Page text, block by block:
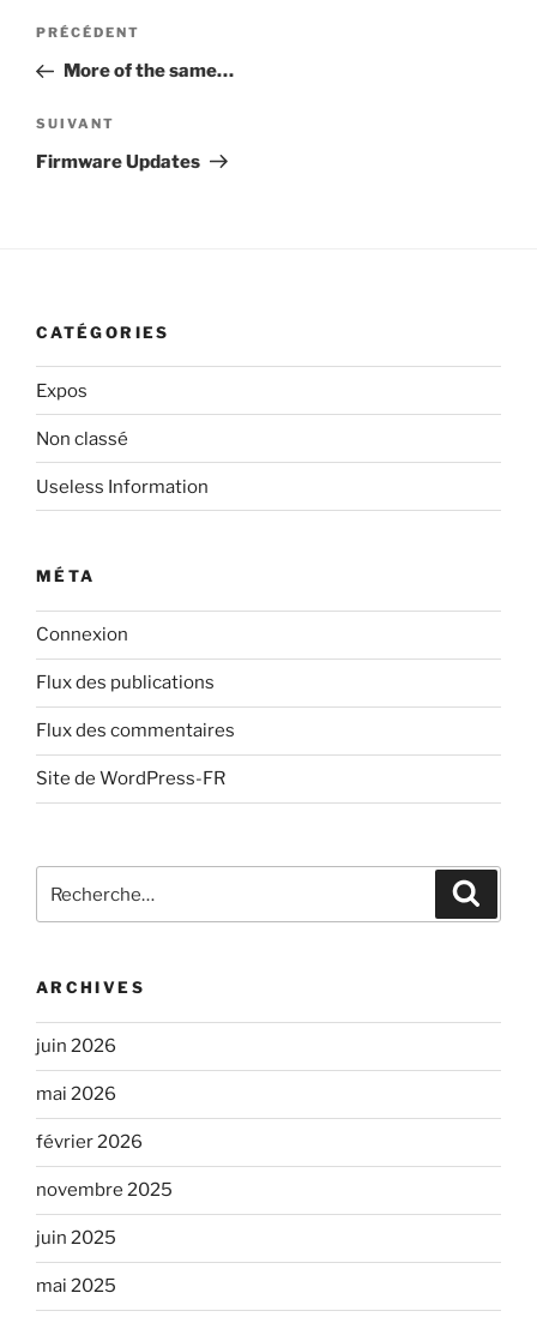
Navigation
l’article
Article
précédent
PRÉCÉDENT
More of the same…
Article
suivant
SUIVANT
Firmware Updates
CATÉGORIES
Expos
Non classé
Useless Information
MÉTA
Connexion
Flux des publications
Flux des commentaires
Site de WordPress-FR
pour
ARCHIVES
juin 2026
mai 2026
février 2026
novembre 2025
juin 2025
mai 2025